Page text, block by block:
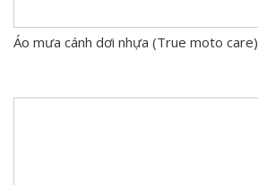
Áo mưa cánh dơi nhựa (True moto care)